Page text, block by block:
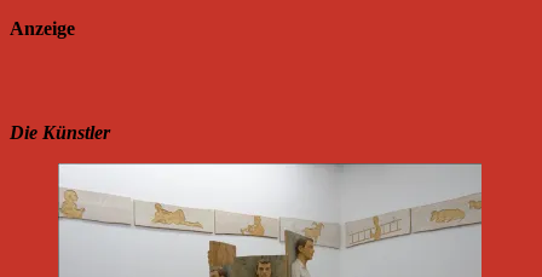
Anzeige
Die Künstler